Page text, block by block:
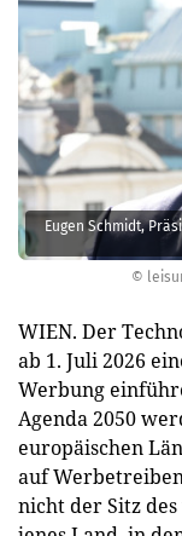
©
Eugen Schmidt,
WIEN. Der
ab 1. Juli 2026
Werbung
Agenda 2050
europäischen
auf
nicht der Sitz